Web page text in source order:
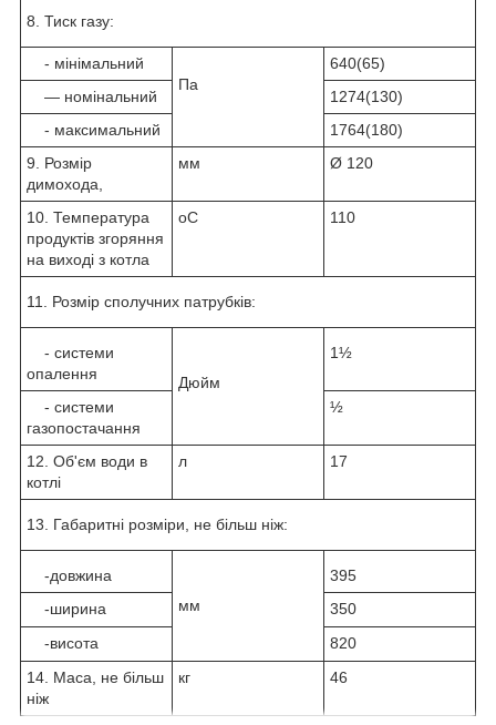
8. Тиск газу:
- мінімальний
Па
640(65)
— номінальний
1274(130)
- максимальний
1764(180)
9. Розмір
димохода,
мм Ø 120
10. Температура
продуктів згоряння
на виході з котла
oС 110
11. Розмір сполучних патрубків:
- системи
опалення
Дюйм
1½
- системи
газопостачання
½
12. Об'єм води в
котлі
л 17
13. Габаритні розміри, не більш ніж:
-довжина
мм
395
-ширина
350
-висота
820
14. Маса, не більш
ніж
кг 46